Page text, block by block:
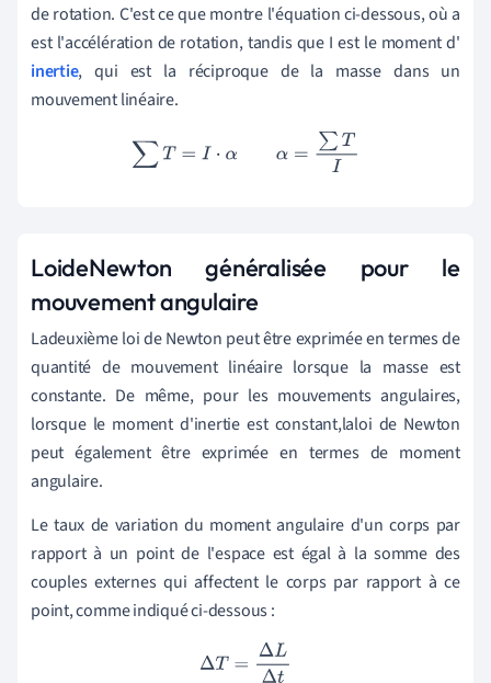
de rotation. C'est ce que montre l'équation ci-dessous, où a
est l'accélération de rotation, tandis que I est le moment d'
inertie, qui est la réciproque de la masse dans un
mouvement linéaire.
∑T =I⋅ TI
LoideNewton généralisée
pour le
mouvement angulaire
Ladeuxième loi de Newton peut être exprimée en termes de
quantité de mouvement linéaire lorsque la masse est
constante. De même, pour les mouvements angulaires,
lorsque le moment d'inertie est constant,laloi de Newton
peut également être exprimée en termes de moment
angulaire.
Le taux de variation du moment angulaire d'un corps par
rapport à un point de l'espace est égal à la somme des
couples externes qui affectent le corps par rapport à ce
point, comme indiqué ci-dessous :
ΔT =Δ LΔt